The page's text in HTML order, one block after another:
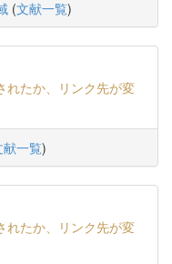
(文献一覧)
れたか、リンク先が変
献一覧)
れたか、リンク先が変